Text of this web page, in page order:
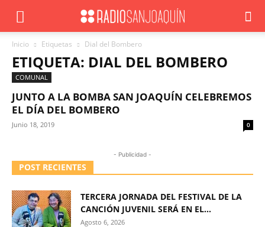
Inicio Etiquetas Dial del Bombero
ETIQUETA: DIAL DEL BOMBERO
COMUNAL
JUNTO A LA BOMBA SAN JOAQUÍN CELEBREMOS
EL DÍA DEL BOMBERO
Junio 18, 2019 0
- Publicidad -
POST RECIENTES
TERCERA JORNADA DEL FESTIVAL DE LA
CANCIÓN JUVENIL SERÁ EN EL...
Agosto 6, 2026